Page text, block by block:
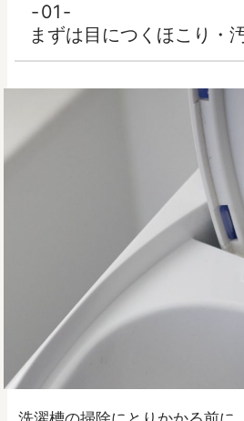
01
まずは目につくほこり・